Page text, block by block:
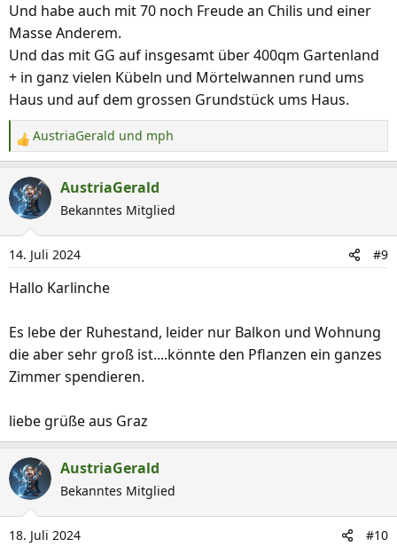
Und habe auch mit 70 noch Freude an Chilis und einer
Masse Anderem.
Und das mit GG auf insgesamt über 400qm Gartenland
+ in ganz vielen Kübeln und Mörtelwannen rund ums
Haus und auf dem grossen Grundstück ums Haus.
R
e
a
k
t
i
o
n
:
AustriaGerald und mph
AustriaGerald
Bekanntes Mitglied
14. Juli 2024 #9
Hallo Karlinche
Es lebe der Ruhestand, leider nur Balkon und Wohnung
die aber sehr groß ist....könnte den Pflanzen ein ganzes
Zimmer spendieren.
liebe grüße aus Graz
AustriaGerald
Bekanntes Mitglied
18. Juli 2024 #10